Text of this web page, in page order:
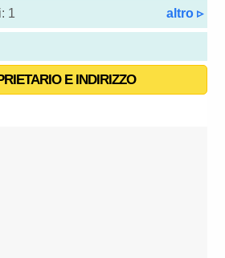
1 altro ▹
E INDIRIZZO